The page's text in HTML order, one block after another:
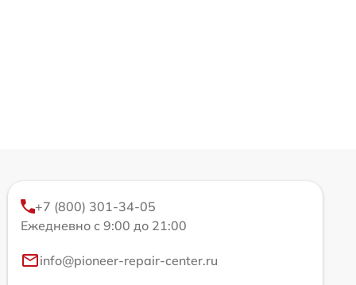
+7 (800) 301-34-05
Ежедневно с 9:00 до 21:00
info@pioneer-repair-center.ru